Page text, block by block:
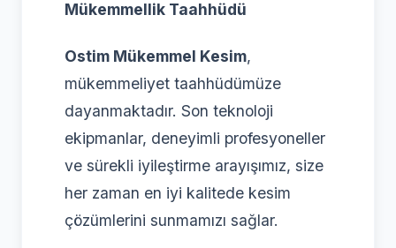
Mükemmellik Taahhüdü
Ostim Mükemmel Kesim,
mükemmeliyet taahhüdümüze
dayanmaktadır. Son teknoloji
ekipmanlar, deneyimli profesyoneller
ve sürekli iyileştirme arayışımız, size
her zaman en iyi kalitede kesim
çözümlerini sunmamızı sağlar.